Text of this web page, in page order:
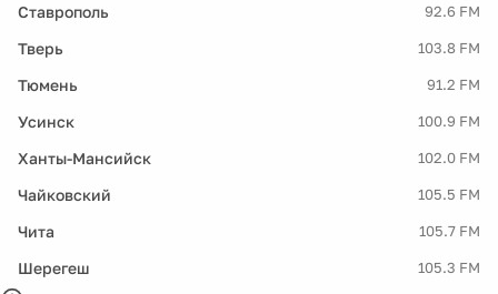
Ставрополь 92.6 FM
Тверь 103.8 FM
Тюмень 91.2 FM
Усинск 100.9 FM
Ханты-Мансийск 102.0 FM
Чайковский 105.5 FM
Чита 105.7 FM
Шерегеш 105.3 FM